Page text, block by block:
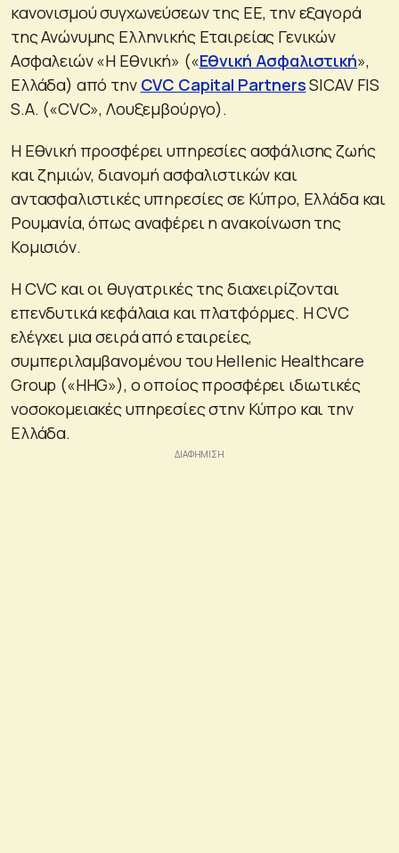
κανονισμού συγχωνεύσεων της ΕΕ, την εξαγορά
της Ανώνυμης Ελληνικής Εταιρείας Γενικών
Ασφαλειών «Η Εθνική» («Εθνική Ασφαλιστική»,
Ελλάδα) από την CVC Capital PartnersSICAV FIS
S.A. («CVC», Λουξεμβούργο).
Η Εθνική προσφέρει υπηρεσίες ασφάλισης ζωής
και ζημιών, διανομή ασφαλιστικών και
αντασφαλιστικές υπηρεσίες σε Κύπρο, Ελλάδα και
Ρουμανία, όπως αναφέρει η ανακοίνωση της
Κομισιόν.
Η CVC και οι θυγατρικές της διαχειρίζονται
επενδυτικά κεφάλαια και πλατφόρμες. Η CVC
ελέγχει μια σειρά από εταιρείες,
συμπεριλαμβανομένου του Hellenic Healthcare
Group («HHG»), ο οποίος προσφέρει ιδιωτικές
νοσοκομειακές υπηρεσίες στην Κύπρο και την
Ελλάδα.